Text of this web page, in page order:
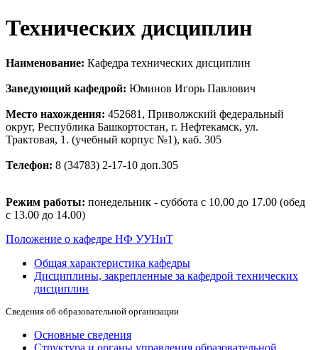
Технических дисциплин
Наименование: Кафедра технических дисциплин
Заведующий кафедрой: Юминов Игорь Павлович
Место нахождения: 452681, Приволжский федеральный
округ, Республика Башкортостан, г. Нефтекамск, ул.
Трактовая, 1. (учебный корпус №1), каб. 305
Телефон: 8 (34783) 2-17-10 доп.305
Режим работы: понедельник - суббота с 10.00 до 17.00 (обед
с 13.00 до 14.00)
Положение о кафедре НФ УУНиТ
Общая характеристика кафедры
Дисциплины, закрепленные за кафедрой технических
дисциплин
Сведения об образовательной организации
Основные сведения
Структура и органы управления образовательной